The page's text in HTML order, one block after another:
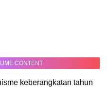
CONTENT
keberangkatan tahun